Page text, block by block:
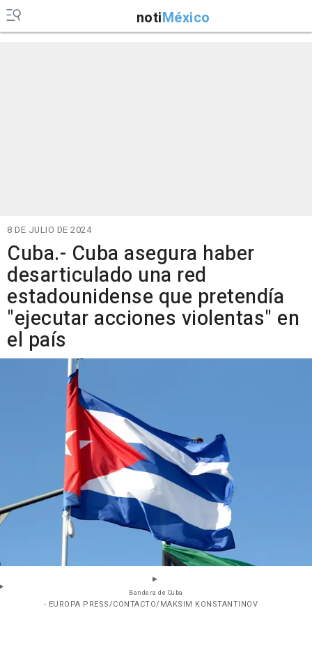
notiMéxico
8 DE JULIO DE 2024
Cuba.- Cuba asegura haber
desarticulado una red
estadounidense que pretendía
"ejecutar acciones violentas" en
el país
Bandera de Cuba
- EUROPA PRESS/CONTACTO/MAKSIM KONSTANTINOV